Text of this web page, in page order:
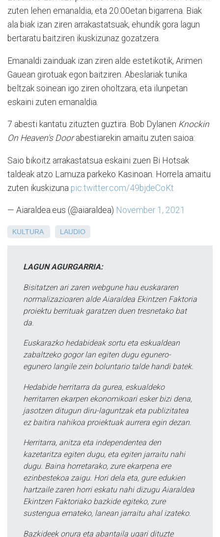
zuten lehen emanaldia, eta 20:00etan bigarrena. Biak
ala biak izan ziren arrakastatsuak, ehundik gora lagun
bertaratu baitziren ikuskizunaz gozatzera.
Emanaldi zainduak izan ziren alde estetikotik, Arimen
Gauean girotuak egon baitziren. Abeslariak tunika
beltzak soinean igo ziren oholtzara, eta ilunpetan
eskaini zuten emanaldia.
7 abesti kantatu zituzten guztira. Bob Dylanen Knockin
On Heaven's Doorabestiarekin amaitu zuten saioa:
Saio bikoitz arrakastatsua eskaini zuen Bi Hotsak
taldeak atzo Lamuza parkeko Kasinoan. Horrela amaitu
zuten ikuskizuna pic.twitter.com/49bjdeCoKt
— Aiaraldea.eus (@aiaraldea) November 1, 2021
KULTURA LAUDIO
LAGUN AGURGARRIA:
Bisitatzen ari zaren webgune hau euskararen
normalizazioaren alde Aiaraldea Ekintzen Faktoria
proiektu berrituak garatzen duen tresnetako bat
da.
Euskarazko hedabideak sortu eta eskualdean
zabaltzeko gogor lan egiten dugu egunero-
egunero langile zein boluntario talde handi batek.
Hedabide herritarra da gurea, eskualdeko
herritarren ekarpen ekonomikoari esker bizi dena,
jasotzen ditugun diru-laguntzak eta publizitatea
ez baitira nahikoa proiektuak aurrera egin dezan.
Herritarra, anitza eta independentea den
kazetaritza egiten dugu, eta egiten jarraitu nahi
dugu. Baina horretarako, zure ekarpena ere
ezinbestekoa zaigu. Hori dela eta, gure edukien
hartzaile zaren horri eskatu nahi dizugu Aiaraldea
Ekintzen Faktoriako bazkide egiteko, zure
sustengua emateko, lanean jarraitu ahal izateko.
Bazkideek onura eta abantaila ugari dituzte